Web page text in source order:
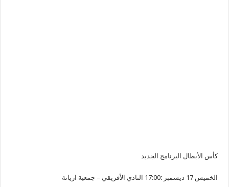
كأس الأبطال البرنامج الجديد
الخميس 17 ديسمبر :17:00 النادي الأفريقي – جمعية اريانة